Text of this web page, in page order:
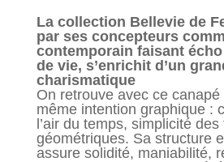
La collection Bellevie de
par ses concepteurs
contemporain faisant
de vie, s’enrichit d’un
charismatique
On retrouve avec ce
même intention graphique :
l’air du temps, simplicité
géométriques. Sa structure
assure solidité, maniabilité,